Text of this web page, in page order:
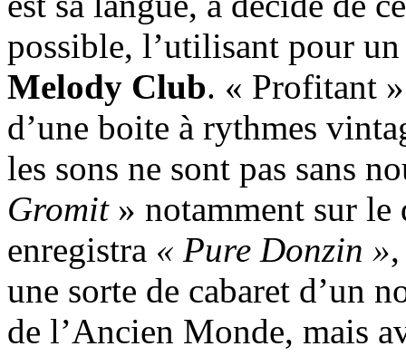
possible, l’utilisant pour
Melody Club. « Profitant
d’une boite à rythmes
les sons ne sont pas sans
Gromit» notamment sur le
enregistra « Pure Donzin »
une sorte de cabaret d’un
de l’Ancien Monde, mais